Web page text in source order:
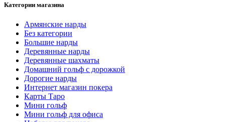
Категории магазина
Армянские нарды
Без категории
Большие нарды
Деревянные нарды
Деревянные шахматы
Домашний гольф с дорожкой
Дорогие нарды
Интернет магазин покера
Карты Таро
Мини гольф
Мини гольф для офиса